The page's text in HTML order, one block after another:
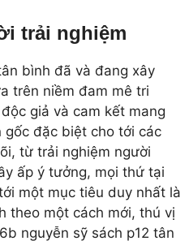
trải nghiệm
bình đã và đang xây
trên niềm đam mê tri
giả và cam kết mang
gốc đặc biệt cho tới các
từ trải nghiệm người
ấp ý tưởng, mọi thứ tại
một mục tiêu duy nhất là
theo một cách mới, thú vị
nguyễn sỹ sách p12 tân